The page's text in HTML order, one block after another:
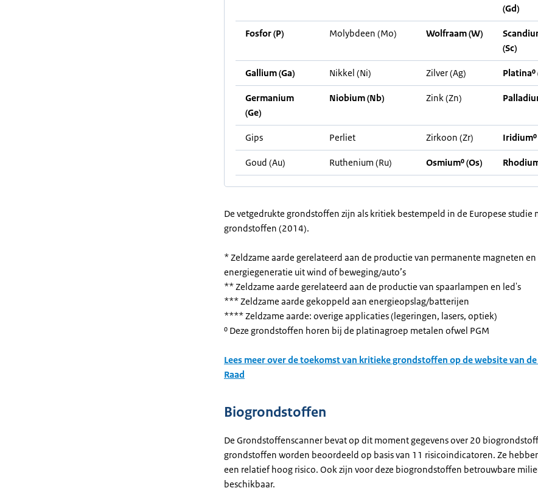
(Gd)
Fosfor (P) Molybdeen (Mo) Wolfraam (W)
(Sc)
Gallium (Ga) Nikkel (Ni) Zilver (Ag) Platina⁰
Germanium
(Ge)
Niobium (Nb) Zink (Zn)
Gips Perliet Zirkoon (Zr) Iridium⁰
Goud (Au) Ruthenium (Ru) Osmium⁰ (Os)
De vetgedrukte grondstoffen zijn als kritiek bestempeld in de Europese studie
grondstoffen (2014).
* Zeldzame aarde gerelateerd aan de productie van permanente magneten en
energiegeneratie uit wind of beweging/auto’s
** Zeldzame aarde gerelateerd aan de productie van spaarlampen en led's
*** Zeldzame aarde gekoppeld aan energieopslag/batterijen
**** Zeldzame aarde: overige applicaties (legeringen, lasers, optiek)
⁰ Deze grondstoffen horen bij de platinagroep metalen ofwel PGM
Lees meer over de toekomst van kritieke grondstoffen op de website van
Raad
Biogrondstoffen
De Grondstoffenscanner bevat op dit moment gegevens over 20
grondstoffen worden beoordeeld op basis van 11 risicoindicatoren. Ze
een relatief hoog risico. Ook zijn voor deze biogrondstoffen betrouwbare
beschikbaar.